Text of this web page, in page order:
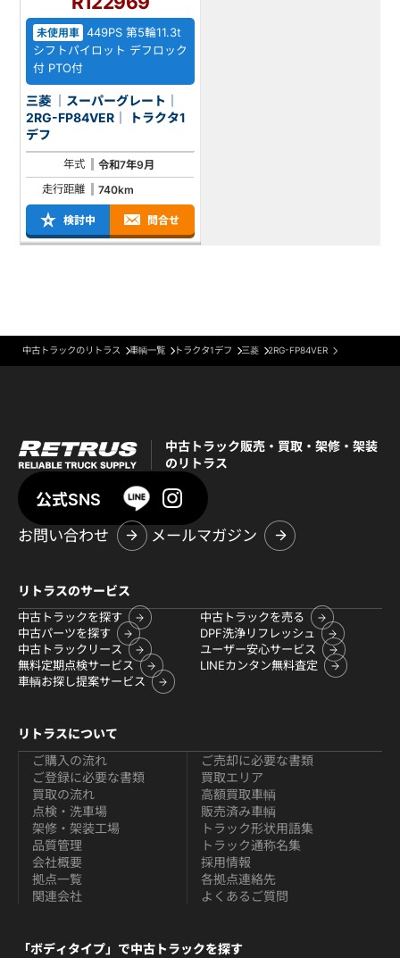
未使用車 449PS 第5輪11.3t
シフトパイロット デフロック
付 PTO付
三菱 ｜スーパーグレート｜
2RG-FP84VER｜ トラクタ1
デフ
年式
令和7年9月
走行距離
740km
検討中 問合せ
中古トラックのリトラス 車輌一覧 トラクタ1デフ 三菱 2RG-FP84VER
中古トラック販売・買取・架修・架装
のリトラス
公式SNS
お問い合わせ
メールマガジン
リトラスのサービス
中古トラックを探す
中古トラックを売る
中古パーツを探す
DPF洗浄リフレッシュ
中古トラックリース
ユーザー安心サービス
無料定期点検サービス
LINEカンタン無料査定
車輌お探し提案サービス
リトラスについて
ご購入の流れ
ご登録に必要な書類
買取の流れ
ご売却に必要な書類
買取エリア
高額買取車輌
点検・洗車場
架修・架装工場
品質管理
販売済み車輌
トラック形状用語集
トラック通称名集
会社概要
拠点一覧
関連会社
採用情報
各拠点連絡先
よくあるご質問
「ボディタイプ」で中古トラックを探す